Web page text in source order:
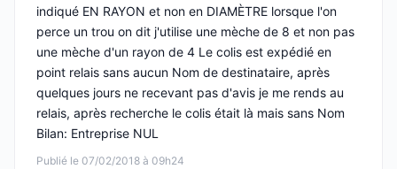
Publié le 07/02/2018 à 09h24
indiqué EN RAYON et non en DIAMÈTRE lorsque l'on
perce un trou on dit j'utilise une mèche de 8 et non pas
une mèche d'un rayon de 4 Le colis est expédié en
point relais sans aucun Nom de destinataire, après
quelques jours ne recevant pas d'avis je me rends au
relais, après recherche le colis était là mais sans Nom
Bilan: Entreprise NUL